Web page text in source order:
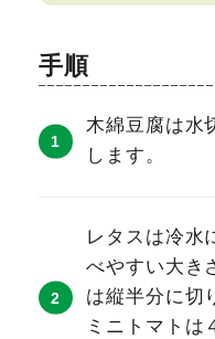
手順
木綿豆腐は水
します。
レタスは冷水
べやすい大き
は縦半分に切
ミニトマトは